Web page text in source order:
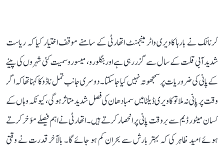
کرناٹک نے بارہا کاویری واٹر مینجمنٹ اتھارٹی کے سامنے موقف اختیار کیا کہ ریاست
شدید آبی قلت کے سال سے گزر رہی ہے اور بنگلورو، میسورو سمیت کئی شہروں کی پینے
کے پانی کی ضروریات پر سمجھوتہ نہیں کیا جا سکتا۔ دوسری جانب تمل ناڈو کا کہنا تھا کہ اگر
وقت پر پانی نہ ملا تو کاویری ڈیلٹا میں سمبا دھان کی فصل شدید متاثر ہوگی، کیونکہ وہاں کے
کسان میٹور ڈیم سے بروقت پانی پر انحصار کرتے ہیں۔ اتھارٹی نے اہم فیصلے مؤخر کرتے
ہوئے امید ظاہر کی کہ بہتر بارش سے بحران کم ہو جائے گا۔ بالآخر قدرت نے وقتی